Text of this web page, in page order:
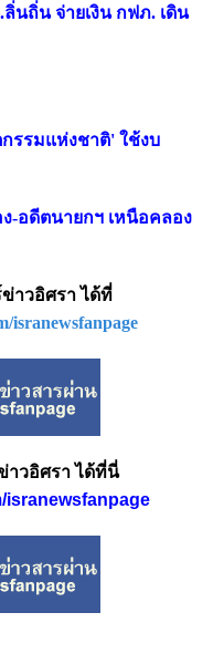
นถิ่น จ่ายเงิน กฟภ. เดิน
รรมแห่งชาติ' ใช้งบ
-อดีตนายกฯ เหนือคลอง
าวอิศรา ได้ที่
isranewsfanpage
าวอิศรา ได้ที่นี่
isranewsfanpage